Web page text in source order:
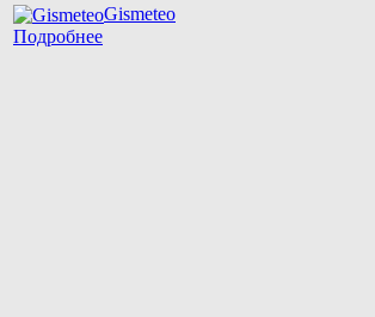
Gismeteo
Подробнее